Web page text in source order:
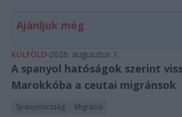
Ajánljuk még
KÜLFÖLD 2026. augusztus 1.
A spanyol hatóságok szerint
Marokkóba a ceutai migránsok
Spanyolország Migráció